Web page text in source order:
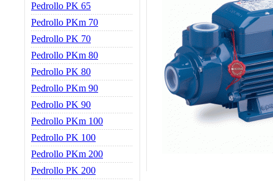
Pedrollo PK 65
Pedrollo PKm 70
Pedrollo PK 70
Pedrollo PKm 80
Pedrollo PK 80
Pedrollo PKm 90
Pedrollo PK 90
Pedrollo PKm 100
Pedrollo PK 100
Pedrollo PKm 200
Pedrollo PK 200